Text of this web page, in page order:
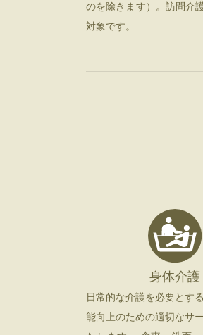
のを除きます）。訪問介
対象です。
身体介護
日常的な介護を必要とす
能向上のための適切なサ